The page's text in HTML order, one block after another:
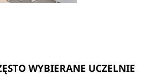
WYBIERANE UCZELNIE